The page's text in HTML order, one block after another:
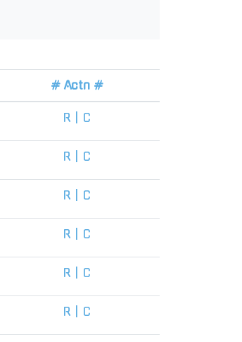
# Actn #
R C
R C
R C
R C
R C
R C